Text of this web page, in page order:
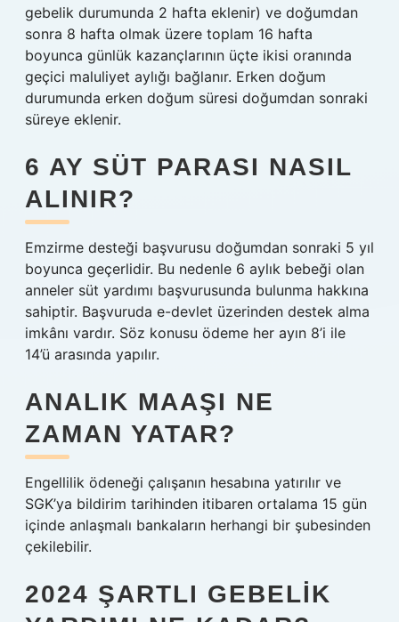
gebelik durumunda 2 hafta eklenir) ve doğumdan
sonra 8 hafta olmak üzere toplam 16 hafta
boyunca günlük kazançlarının üçte ikisi oranında
geçici maluliyet aylığı bağlanır. Erken doğum
durumunda erken doğum süresi doğumdan sonraki
süreye eklenir.
6 AY SÜT PARASI NASIL
ALINIR?
Emzirme desteği başvurusu doğumdan sonraki 5 yıl
boyunca geçerlidir. Bu nedenle 6 aylık bebeği olan
anneler süt yardımı başvurusunda bulunma hakkına
sahiptir. Başvuruda e-devlet üzerinden destek alma
imkânı vardır. Söz konusu ödeme her ayın 8’i ile
14’ü arasında yapılır.
ANALIK MAAŞI NE
ZAMAN YATAR?
Engellilik ödeneği çalışanın hesabına yatırılır ve
SGK’ya bildirim tarihinden itibaren ortalama 15 gün
içinde anlaşmalı bankaların herhangi bir şubesinden
çekilebilir.
2024 ŞARTLI GEBELIK